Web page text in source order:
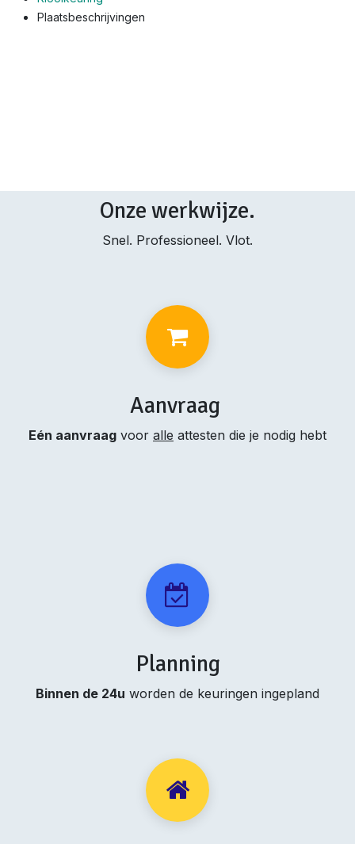
Plaatsbeschrijvingen
Onze werkwijze.
Snel. Professioneel. Vlot.
Aanvraag
Eén aanvraag voor alle attesten die je nodig hebt
Planning
Binnen de 24u worden de keuringen ingepland